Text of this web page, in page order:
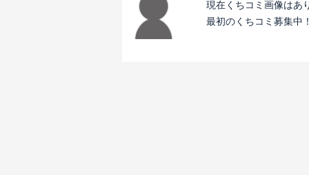
現在くちコミ画像はあ
最初のくちコミ募集中！